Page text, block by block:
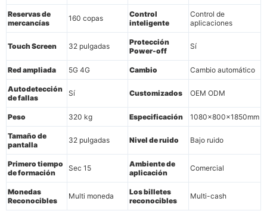
Reservas de
mercancías
160 copas
Control
inteligente
Control de
aplicaciones
Touch Screen 32 pulgadas
Protección
Power-off
Sí
Red ampliada 5G 4G Cambio Cambio automático
Autodetección
de fallas
Sí Customizados OEM ODM
Peso 320 kg Especificación 1080x800x1850mm
Tamaño de
pantalla
32 pulgadas Nivel de ruido Bajo ruido
Primero tiempo
de formación
Sec 15
Ambiente de
aplicación
Comercial
Monedas
Reconocibles
Multi moneda
Los billetes
reconocibles
Multi-cash